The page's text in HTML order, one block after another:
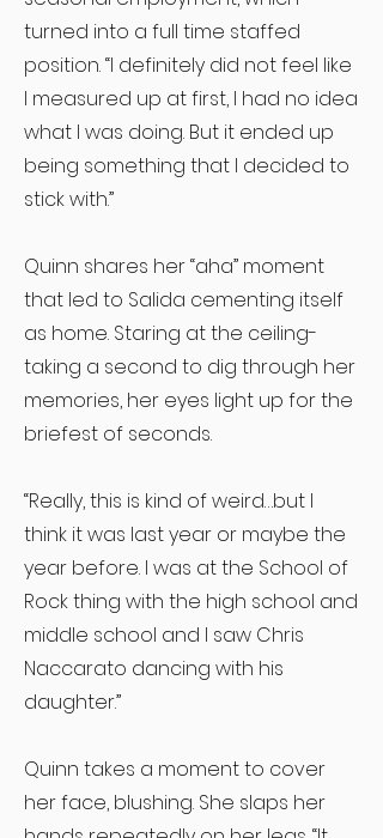
turned into a full time staffed
position. “I definitely did not feel like
I measured up at first, I had no idea
what I was doing. But it ended up
being something that I decided to
stick with.”
Quinn shares her “aha” moment
that led to Salida cementing itself
as home. Staring at the ceiling-
taking a second to dig through her
memories, her eyes light up for the
briefest of seconds.
“Really, this is kind of weird…but I
think it was last year or maybe the
year before. I was at the School of
Rock thing with the high school and
middle school and I saw Chris
Naccarato dancing with his
daughter.”
Quinn takes a moment to cover
her face, blushing. She slaps her